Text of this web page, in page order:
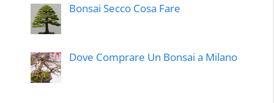
Bonsai Secco Cosa Fare
Dove Comprare Un Bonsai a Milano